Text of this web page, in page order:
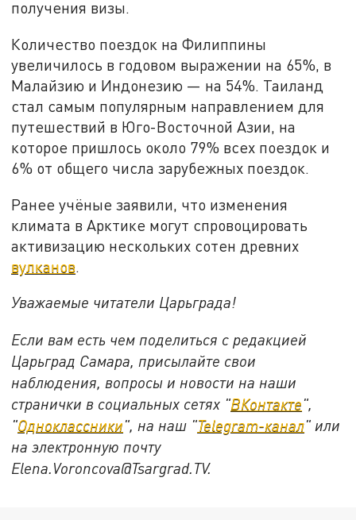
получения визы.
Количество поездок на Филиппины
увеличилось в годовом выражении на 65%, в
Малайзию и Индонезию — на 54%. Таиланд
стал самым популярным направлением для
путешествий в Юго-Восточной Азии, на
которое пришлось около 79% всех поездок и
6% от общего числа зарубежных поездок.
Ранее учёные заявили, что изменения
климата в Арктике могут спровоцировать
активизацию нескольких сотен древних
вулканов
Уважаемые читатели Царьграда!
Если вам есть чем поделиться с редакцией
Царьград Самара, присылайте свои
наблюдения, вопросы и новости на наши
странички в социальных сетях "ВКонтакте",
"Одноклассники", на наш "Telegram-канал" или
на электронную почту
Elena.Voroncova@Tsargrad.TV.